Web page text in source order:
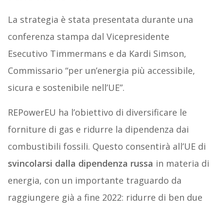
La strategia è stata presentata durante una
conferenza stampa dal Vicepresidente
Esecutivo Timmermans e da Kardi Simson,
Commissario “per un’energia più accessibile,
sicura e sostenibile nell’UE”.
REPowerEU ha l’obiettivo di diversificare le
forniture di gas e ridurre la dipendenza dai
combustibili fossili. Questo consentirà all’UE di
svincolarsi dalla dipendenza russa in materia di
energia, con un importante traguardo da
raggiungere già a fine 2022: ridurre di ben due